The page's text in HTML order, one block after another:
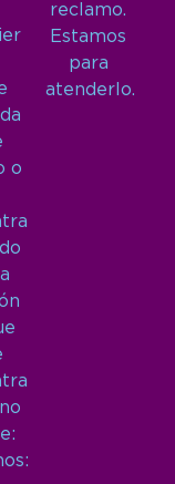
o
reclamo.
Estamos
para
atenderlo.